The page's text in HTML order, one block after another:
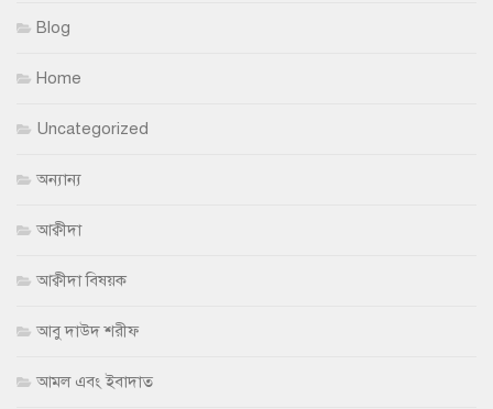
Blog
Home
Uncategorized
অন্যান্য
আক্বীদা
আক্বীদা বিষয়ক
আবু দাউদ শরীফ
আমল এবং ইবাদাত